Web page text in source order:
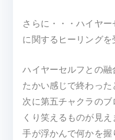
さらに・・・ハイヤ
に関するヒーリングを
ハイヤーセルフとの
たかい感じで終わった
次に第五チャクラの
くり笑えるものが見え
手が浮かんで何かを